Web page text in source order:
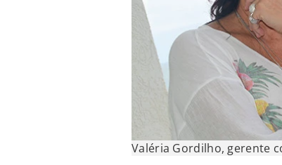
Valéria Gordilho, gerente